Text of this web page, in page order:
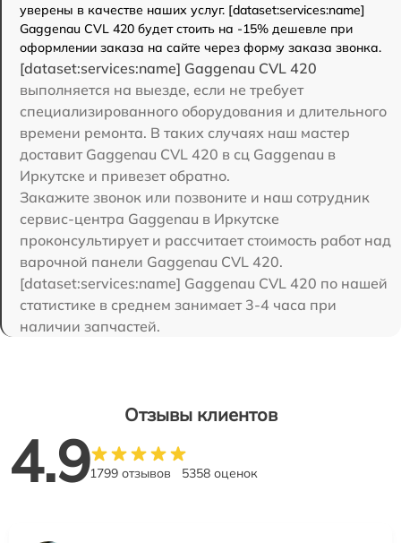
уверены в качестве наших услуг. [dataset:services:name]
Gaggenau CVL 420 будет стоить на -15% дешевле при
оформлении заказа на сайте через форму заказа звонка.
[dataset:services:name] Gaggenau CVL 420
выполняется на выезде, если не требует
специализированного оборудования и длительного
времени ремонта. В таких случаях наш мастер
доставит Gaggenau CVL 420 в сц Gaggenau в
Иркутске и привезет обратно.
Закажите звонок или позвоните и наш сотрудник
сервис-центра Gaggenau в Иркутске
проконсультирует и рассчитает стоимость работ над
варочной панели Gaggenau CVL 420.
[dataset:services:name] Gaggenau CVL 420 по нашей
статистике в среднем занимает 3-4 часа при
наличии запчастей.
Отзывы клиентов
4.91799 отзывов 5358 оценок